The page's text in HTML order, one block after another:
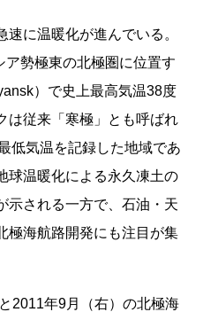
に温暖化が進んでいる。
勢極東の北極圏に位置す
）で史上最高気温38度
は従来「寒極」とも呼ばれ
低気温を記録した地域であ
球温暖化による永久凍土の
示される一方で、石油・天
極海航路開発にも注目が集
2011年9月（右）の北極海